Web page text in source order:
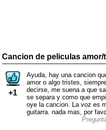
Cancion de peliculas amor/
+1
Ayuda, hay una cancion
amor o algo tristes,
decirse, me suena a que
se separa y como que
oye la cancion. La voz es
guitarra. nada mas, por